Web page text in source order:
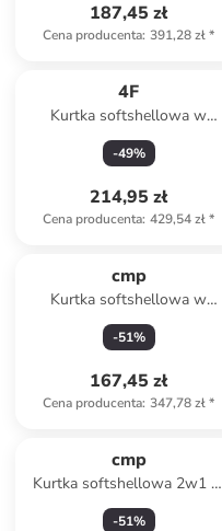
187,45 zł
Cena producenta: 391,28 zł*
4F
Kurtka softshellowa w
kolorze granatowym
-49%
214,95 zł
Cena producenta: 429,54 zł*
cmp
Kurtka softshellowa w
kolorze zielonym
-51%
167,45 zł
Cena producenta: 347,78 zł*
cmp
Kurtka softshellowa 2w1 w
kolorze czarnym
-51%